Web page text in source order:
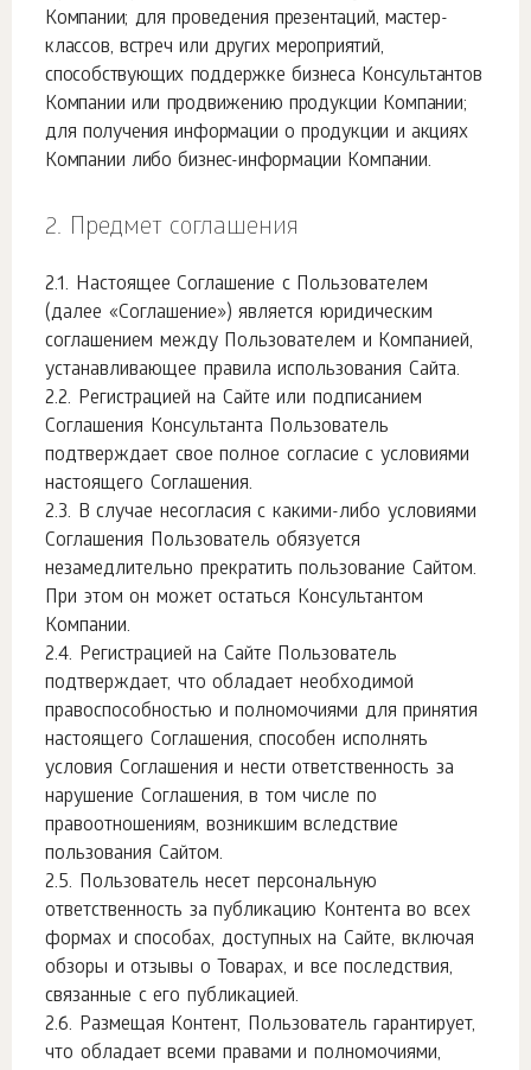
Компании; для проведения презентаций, мастер-
классов, встреч или других мероприятий,
способствующих поддержке бизнеса Консультантов
Компании или продвижению продукции Компании;
для получения информации о продукции и акциях
Компании либо бизнес-информации Компании.
Предмет соглашения
Настоящее Соглашение с Пользователем
(далее «Соглашение») является юридическим
соглашением между Пользователем и Компанией,
устанавливающее правила использования Сайта.
Регистрацией на Сайте или подписанием
Соглашения Консультанта Пользователь
подтверждает свое полное согласие с условиями
настоящего Соглашения.
В случае несогласия с какими-либо условиями
Соглашения Пользователь обязуется
незамедлительно прекратить пользование Сайтом.
При этом он может остаться Консультантом
Компании.
Регистрацией на Сайте Пользователь
подтверждает, что обладает необходимой
правоспособностью и полномочиями для принятия
настоящего Соглашения, способен исполнять
условия Соглашения и нести ответственность за
нарушение Соглашения, в том числе по
правоотношениям, возникшим вследствие
пользования Сайтом.
Пользователь несет персональную
ответственность за публикацию Контента во всех
формах и способах, доступных на Сайте, включая
обзоры и отзывы о Товарах, и все последствия,
связанные с его публикацией.
Размещая Контент, Пользователь гарантирует,
что обладает всеми правами и полномочиями,